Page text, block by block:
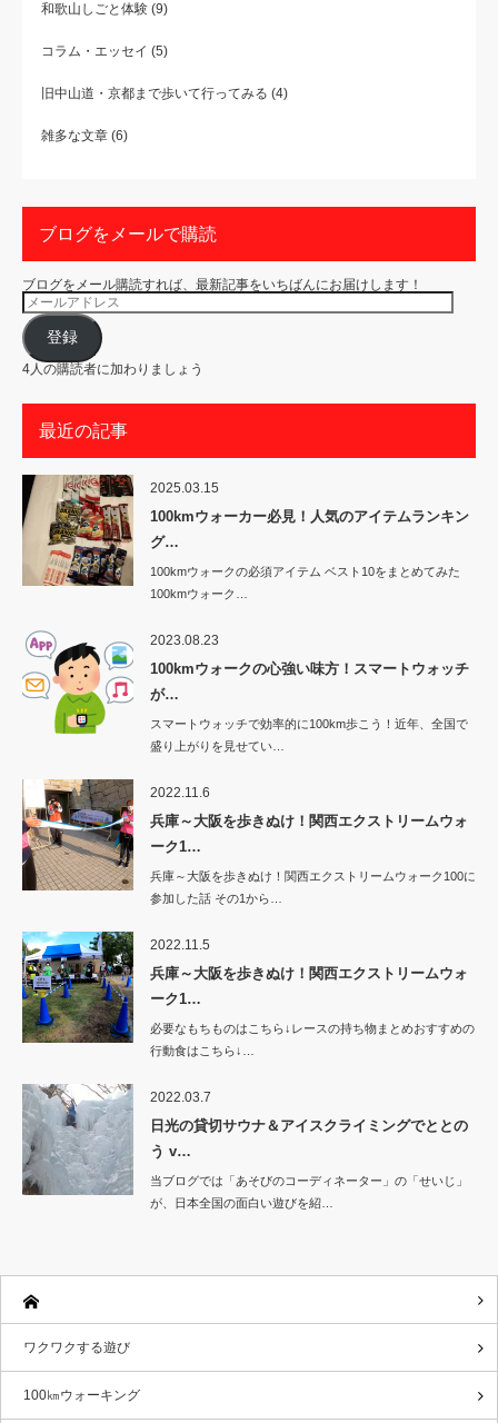
和歌山しごと体験 (9)
コラム・エッセイ (5)
旧中山道・京都まで歩いて行ってみる (4)
雑多な文章 (6)
ブログをメールで購読
ブログをメール購読すれば、最新記事をいちばんにお届けします！
メ
ー
ル
ア
ド
レ
ス
登録
4人の購読者に加わりましょう
最近の記事
2025.03.15
100kmウォーカー必見！人気のアイテムランキン
グ…
100kmウォークの必須アイテム ベスト10をまとめてみた
100kmウォーク…
2023.08.23
100kmウォークの心強い味方！スマートウォッチ
が…
スマートウォッチで効率的に100km歩こう！近年、全国で
盛り上がりを見せてい…
2022.11.6
兵庫～大阪を歩きぬけ！関西エクストリームウォ
ーク1…
兵庫～大阪を歩きぬけ！関西エクストリームウォーク100に
参加した話 その1から…
2022.11.5
兵庫～大阪を歩きぬけ！関西エクストリームウォ
ーク1…
必要なもちものはこちら↓レースの持ち物まとめおすすめの
行動食はこちら↓…
2022.03.7
日光の貸切サウナ＆アイスクライミングでととの
う v…
当ブログでは「あそびのコーディネーター」の「せいじ」
が、日本全国の面白い遊びを紹…
ワクワクする遊び
100㎞ウォーキング